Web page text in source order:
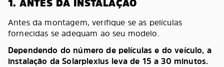
1. ANTES DA INSTALAÇÃO
Antes da montagem, verifique se as películas
fornecidas se adequam ao seu modelo.
Dependendo do número de películas e do veículo, a
instalação da Solarplexius leva de 15 a 30 minutos.